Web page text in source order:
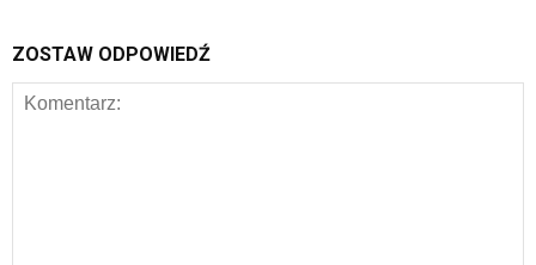
ZOSTAW ODPOWIEDŹ